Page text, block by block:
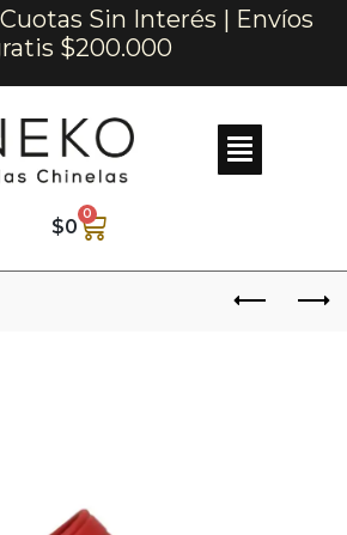
Sin Interés | Envíos
$200.000
$0
0